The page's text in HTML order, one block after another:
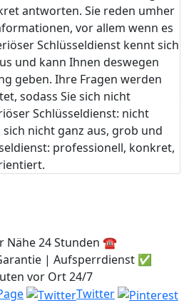
antworten. Sie reden umher
vor allem wenn es
Schlüsseldienst kennt sich
und kann Ihnen deswegen
geben. Ihre Fragen werden
sodass Sie sich nicht
Schlüsseldienst: nicht
nicht ganz aus, grob und
professionell, konkret,
Nähe 24 Stunden ☎️
| Aufsperrdienst ✅
vor Ort 24/7
Twitter